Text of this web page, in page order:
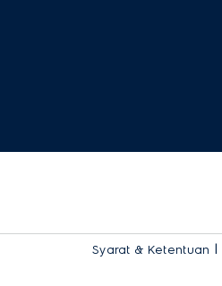
Syarat & Ketentuan |